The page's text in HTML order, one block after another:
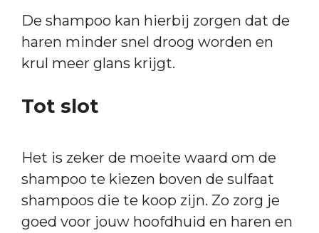
De shampoo kan hierbij zorgen dat de
haren minder snel droog worden en
krul meer glans krijgt.
Tot slot
Het is zeker de moeite waard om de
shampoo te kiezen boven de sulfaat
shampoos die te koop zijn. Zo zorg je
goed voor jouw hoofdhuid en haren en